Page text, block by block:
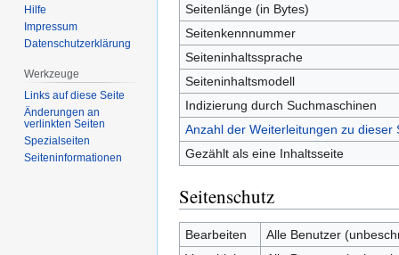
Seitenlänge (in Bytes)
Seitenkennnummer
Seiteninhaltssprache
Seiteninhaltsmodell
Indizierung durch Suchmaschinen
Anzahl der Weiterleitungen zu dieser
Gezählt als eine Inhaltsseite
Seitenschutz
Bearbeiten
Alle Benutzer
Hilfe
Impressum
Datenschutzerklärung
Werkzeuge
Links auf diese Seite
Änderungen an
verlinkten Seiten
Spezialseiten
Seiten­informationen